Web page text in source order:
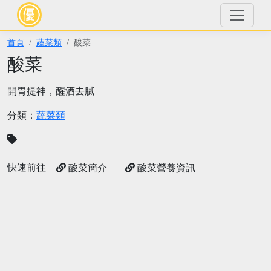
首頁 蔬菜類 酸菜
酸菜
開胃提神，醒酒去膩
分類： 蔬菜類
快速前往 酸菜簡介 酸菜營養資訊